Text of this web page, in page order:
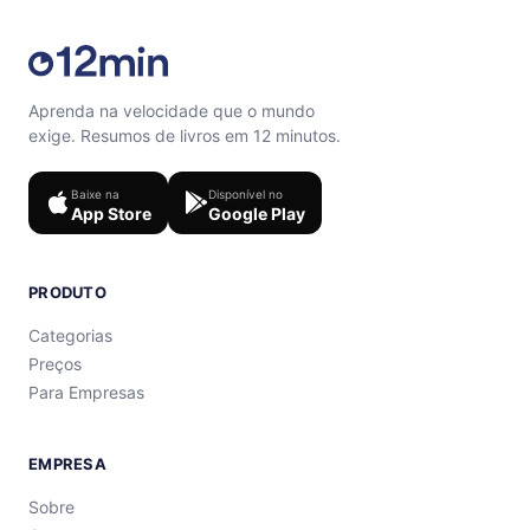
Aprenda na velocidade que o mundo
exige. Resumos de livros em 12 minutos.
Baixe na
App Store
Disponível no
Google Play
PRODUTO
Categorias
Preços
Para Empresas
EMPRESA
Sobre